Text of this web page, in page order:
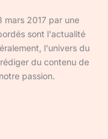
mars 2017 par une
sont l'actualité
l'univers du
du contenu de
passion.